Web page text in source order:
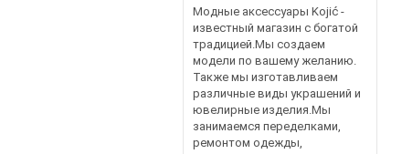
Модные аксессуары Kojić -
известный магазин с богатой
традицией.Мы создаем
модели по вашему желанию.
Также мы изготавливаем
различные виды украшений и
ювелирные изделия.Мы
занимаемся переделками,
ремонтом одежды,